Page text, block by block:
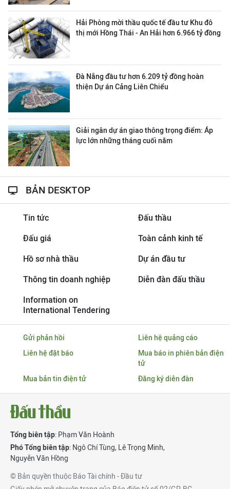
Hải Phòng mời thầu quốc tế đầu tư Khu đô
thị mới Hồng Thái - An Hải hơn 6.966 tỷ đồng
Đà Nẵng đầu tư hơn 6.209 tỷ đồng hoàn
thiện Dự án Cảng Liên Chiểu
Giải ngân dự án giao thông trọng điểm: Áp
lực lớn những tháng cuối năm
BẢN DESKTOP
Tin tức Đấu thầu
Đấu giá Toàn cảnh kinh tế
Hồ sơ nhà thầu Dự án đầu tư
Thông tin doanh nghiệp Diễn đàn đấu thầu
Information on
International Tendering
Gửi phản hồi
Liên hệ quảng cáo
Liên hệ đặt báo
Mua báo in phiên bản điện
tử
Mua bản tin điện tử
Đăng ký diễn đàn
Tổng biên tập: Phạm Văn Hoành
Phó Tổng biên tập: Ngô Chí Tùng, Lê Trọng Minh,
Nguyễn Văn Hồng
© Bản quyền thuộc Báo Tài chính - Đầu tư